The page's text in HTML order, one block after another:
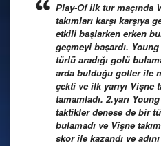
Play-Of ilk tur maçında
takımları karşı karşıya
etkili başlarken erken
geçmeyi başardı.
türlü aradığı golü
arda bulduğu goller ile
çekti ve ilk yarıyı Vişne
tamamladı. 2.yarı
taktikler denese de bir
bulamadı ve Vişne
skor ile kazandı ve